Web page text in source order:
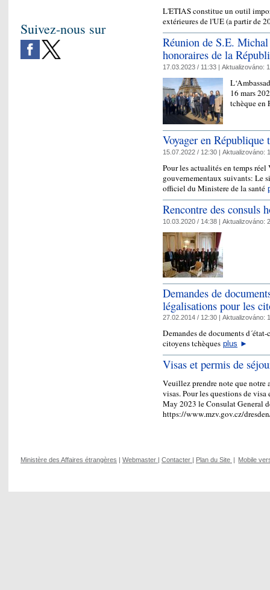
L'ETIAS constitue un outil
extérieures de l'UE (a partir de
Réunion de S.E.
honoraires de la
17.03.2023 / 11:33 | Aktualizováno:
16 mars
tchèque en
Voyager en République
15.07.2022 / 12:30 | Aktualizováno:
Pour les actualités en temps
gouvernementaux suivants: Le
officiel du Ministere de la santé
Rencontre des consuls
10.03.2020 / 14:38 | Aktualizováno:
Demandes de
légalisations pour les
27.02.2014 / 12:30 | Aktualizováno:
Demandes de documents
citoyens tchèques plus ►
Visas et permis de
Veuillez prendre note que notre
visas. Pour les questions de
May 2023 le Consulat General
https://www.mzv.gov.cz/
Suivez-nous sur
Ministère des Affaires étrangères Webmaster Contacter Plan du Site Mobile